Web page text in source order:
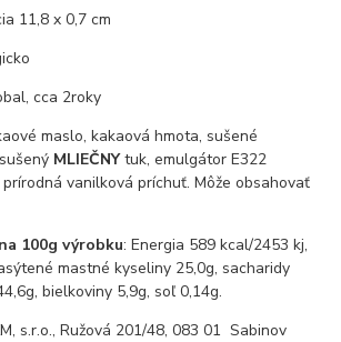
11,8 x 0,7 cm
cca 2roky
maslo, kakaová hmota, sušené
MLIEČNYtuk, emulgátor E322
vanilková príchuť. Môže obsahovať
100g výrobku: Energia 589 kcal/2453 kj,
mastné kyseliny 25,0g, sacharidy
bielkoviny 5,9g, soľ 0,14g.
s.r.o., Ružová 201/48, 083 01 Sabinov